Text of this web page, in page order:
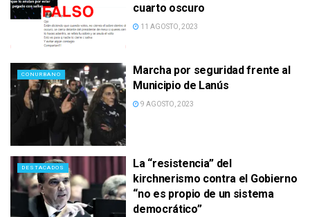
cuarto oscuro
11 AGOSTO, 2023
CONURBANO
Marcha por seguridad frente al
Municipio de Lanús
9 AGOSTO, 2023
DESTACADOS
La “resistencia” del
kirchnerismo contra el Gobierno
“no es propio de un sistema
democrático”